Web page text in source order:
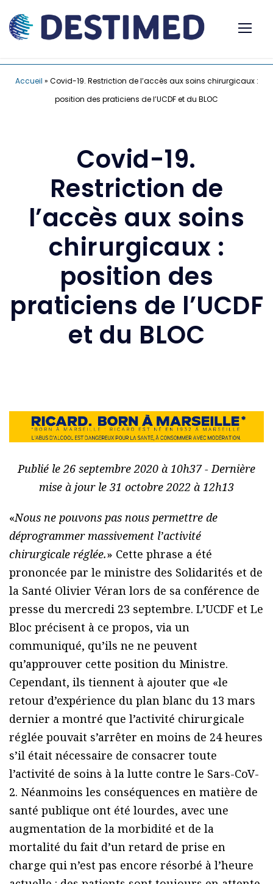
Accueil » Covid-19. Restriction de l’accès aux soins chirurgicaux :
position des praticiens de l’UCDF et du BLOC
Covid-19.
Restriction de
l’accès aux soins
chirurgicaux :
position des
praticiens de l’UCDF
et du BLOC
Publié le 26 septembre 2020 à 10h37 - Dernière
mise à jour le 31 octobre 2022 à 12h13
«Nous ne pouvons pas nous permettre de
déprogrammer massivement l’activité
chirurgicale réglée.» Cette phrase a été
prononcée par le ministre des Solidarités et de
la Santé Olivier Véran lors de sa conférence de
presse du mercredi 23 septembre. L’UCDF et Le
Bloc précisent à ce propos, via un
communiqué, qu’ils ne ne peuvent
qu’approuver cette position du Ministre.
Cependant, ils tiennent à ajouter que «le
retour d’expérience du plan blanc du 13 mars
dernier a montré que l’activité chirurgicale
réglée pouvait s’arrêter en moins de 24 heures
s’il était nécessaire de consacrer toute
l’activité de soins à la lutte contre le Sars-CoV-
2. Néanmoins les conséquences en matière de
santé publique ont été lourdes, avec une
augmentation de la morbidité et de la
mortalité du fait d’un retard de prise en
charge qui n’est pas encore résorbé à l’heure